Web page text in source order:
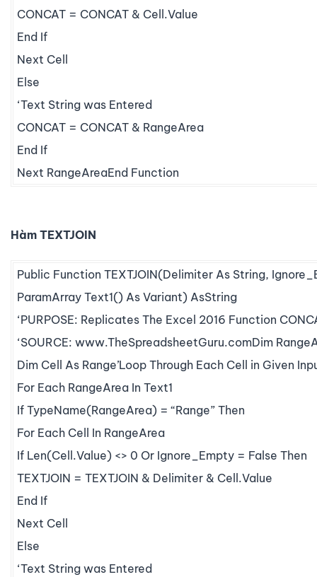
CONCAT = CONCAT & Cell.Value
End If
Next Cell
Else
‘Text String was Entered
CONCAT = CONCAT & RangeArea
End If
Next RangeAreaEnd Function
Hàm TEXTJOIN
Public Function TEXTJOIN(Delimiter As String,
ParamArray Text1() As Variant) AsString
‘PURPOSE: Replicates The Excel 2016 Function
‘SOURCE: www.TheSpreadsheetGuru.comDim
Dim Cell As Range’Loop Through Each Cell in Given
For Each RangeArea In Text1
If TypeName(RangeArea) = “Range” Then
For Each Cell In RangeArea
If Len(Cell.Value) <> 0 Or Ignore_Empty = False Then
TEXTJOIN = TEXTJOIN & Delimiter & Cell.Value
End If
Next Cell
Else
‘Text String was Entered